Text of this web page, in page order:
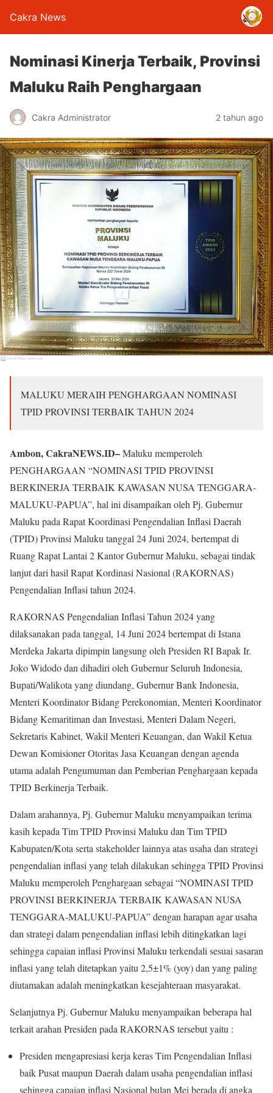
Cakra News
Nominasi Kinerja Terbaik, Provinsi
Maluku Raih Penghargaan
Cakra Administrator 2 tahun ago
MALUKU MERAIH PENGHARGAAN NOMINASI
TPID PROVINSI TERBAIK TAHUN 2024
Ambon, CakraNEWS.ID–Maluku memperoleh
PENGHARGAAN “NOMINASI TPID PROVINSI
BERKINERJA TERBAIK KAWASAN NUSA TENGGARA-
MALUKU-PAPUA”, hal ini disampaikan oleh Pj. Gubernur
Maluku pada Rapat Koordinasi Pengendalian Inflasi Daerah
(TPID) Provinsi Maluku tanggal 24 Juni 2024, bertempat di
Ruang Rapat Lantai 2 Kantor Gubernur Maluku, sebagai tindak
lanjut dari hasil Rapat Kordinasi Nasional (RAKORNAS)
Pengendalian Inflasi tahun 2024.
RAKORNAS Pengendalian Inflasi Tahun 2024 yang
dilaksanakan pada tanggal, 14 Juni 2024 bertempat di Istana
Merdeka Jakarta dipimpin langsung oleh Presiden RI Bapak Ir.
Joko Widodo dan dihadiri oleh Gubernur Seluruh Indonesia,
Bupati/Walikota yang diundang, Gubernur Bank Indonesia,
Menteri Koordinator Bidang Perekonomian, Menteri Koordinator
Bidang Kemaritiman dan Investasi, Menteri Dalam Negeri,
Sekretaris Kabinet, Wakil Menteri Keuangan, dan Wakil Ketua
Dewan Komisioner Otoritas Jasa Keuangan dengan agenda
utama adalah Pengumuman dan Pemberian Penghargaan kepada
TPID Berkinerja Terbaik.
Dalam arahannya, Pj. Gubernur Maluku menyampaikan terima
kasih kepada Tim TPID Provinsi Maluku dan Tim TPID
Kabupaten/Kota serta stakeholder lainnya atas usaha dan strategi
pengendalian inflasi yang telah dilakukan sehingga TPID Provinsi
Maluku memperoleh Penghargaan sebagai “NOMINASI TPID
PROVINSI BERKINERJA TERBAIK KAWASAN NUSA
TENGGARA-MALUKU-PAPUA” dengan harapan agar usaha
dan strategi dalam pengendalian inflasi lebih ditingkatkan lagi
sehingga capaian inflasi Provinsi Maluku terkendali sesuai sasaran
inflasi yang telah ditetapkan yaitu 2,5±1% (yoy) dan yang paling
diutamakan adalah meningkatkan kesejahteraan masyarakat.
Selanjutnya Pj. Gubernur Maluku menyampaikan beberapa hal
terkait arahan Presiden pada RAKORNAS tersebut yaitu :
Presiden mengapresiasi kerja keras Tim Pengendalian Inflasi
baik Pusat maupun Daerah dalam usaha pengendalian inflasi
sehingga capaian inflasi Nasional bulan Mei berada di angka